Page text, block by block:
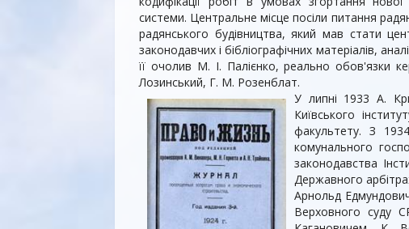
системи. Центральне місце посіли питання
радянського будівництва, який мав стати
законодавчих і бібліографічних матеріалів,
її очолив М. І. Палієнко, реально обов'язки
Лозинський, Г. М. Розенблат.
У липні 1933 А.
Київського
факультету. З
комунального
законодавства
Державного
Арнольд
Верховного суду